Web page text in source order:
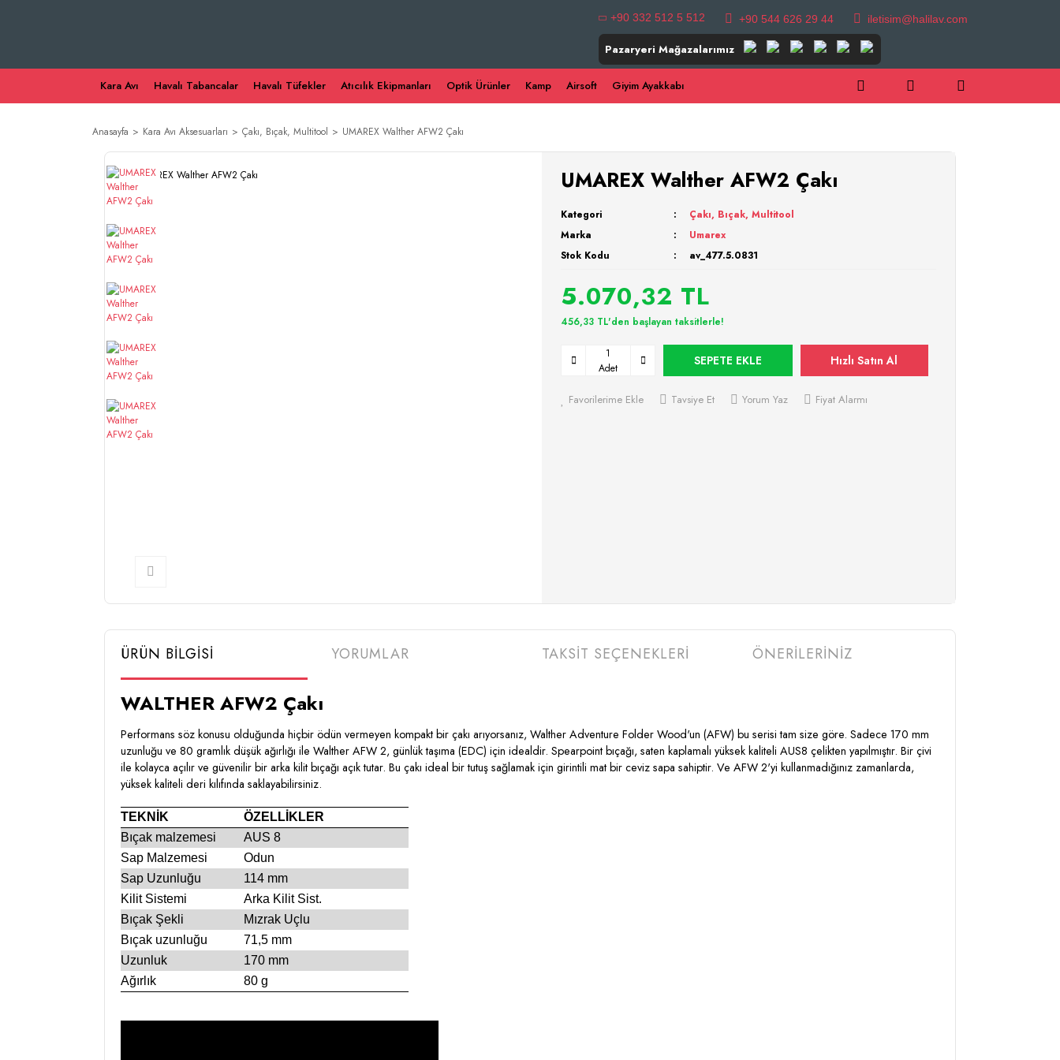
+90 332 512 5 512 +90 544 626 29 44 iletisim@halilav.com
Pazaryeri Mağazalarımız
Kara Avı Havalı Tabancalar Havalı Tüfekler Atıcılık Ekipmanları Optik Ürünler Kamp Airsoft Giyim Ayakkabı
Anasayfa Kara Avı Aksesuarları Çakı, Bıçak, Multitool UMAREX Walther AFW2 Çakı
UMAREX Walther AFW2 Çakı
Kategori
Çakı, Bıçak, Multitool
Marka
Umarex
Stok Kodu
av_477.5.0831
5.070,32 TL
456,33 TL'den başlayan taksitlerle!
Adet
SEPETE EKLE Hızlı Satın Al
Favorilerime Ekle Tavsiye Et Yorum Yaz Fiyat Alarmı
ÜRÜN BİLGİSİ
WALTHER AFW2 Çakı
Performans söz konusu olduğunda hiçbir ödün vermeyen kompakt bir çakı arıyorsanız, Walther Adventure Folder Wood'un (AFW) bu serisi tam size göre. Sadece 170 mm
uzunluğu ve 80 gramlık düşük ağırlığı ile Walther AFW 2, günlük taşıma (EDC) için idealdir. Spearpoint bıçağı, saten kaplamalı yüksek kaliteli AUS8 çelikten yapılmıştır. Bir çivi
ile kolayca açılır ve güvenilir bir arka kilit bıçağı açık tutar. Bu çakı ideal bir tutuş sağlamak için girintili mat bir ceviz sapa sahiptir. Ve AFW 2'yi kullanmadığınız zamanlarda,
yüksek kaliteli deri kılıfında saklayabilirsiniz.
TEKNİK
ÖZELLİKLER
Bıçak malzemesi
AUS 8
Sap Malzemesi
Odun
Sap Uzunluğu
114 mm
Kilit Sistemi
Arka Kilit Sist.
Bıçak Şekli
Mızrak Uçlu
Bıçak uzunluğu
71,5 mm
Uzunluk
170 mm
Ağırlık
80 g
YORUMLAR TAKSİT SEÇENEKLERİ ÖNERİLERİNİZ